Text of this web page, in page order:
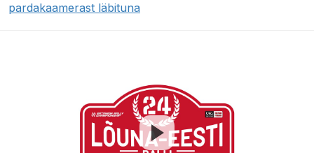
pardakaamerast läbituna